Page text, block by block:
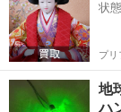
状
プリ
地
ハ